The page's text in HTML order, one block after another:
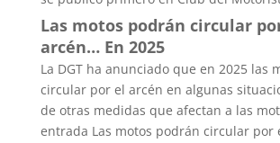
Las motos podrán circular
arcén… En 2025
La DGT ha anunciado que en 2025 las
circular por el arcén en algunas
de otras medidas que afectan a las
entrada Las motos podrán circular por